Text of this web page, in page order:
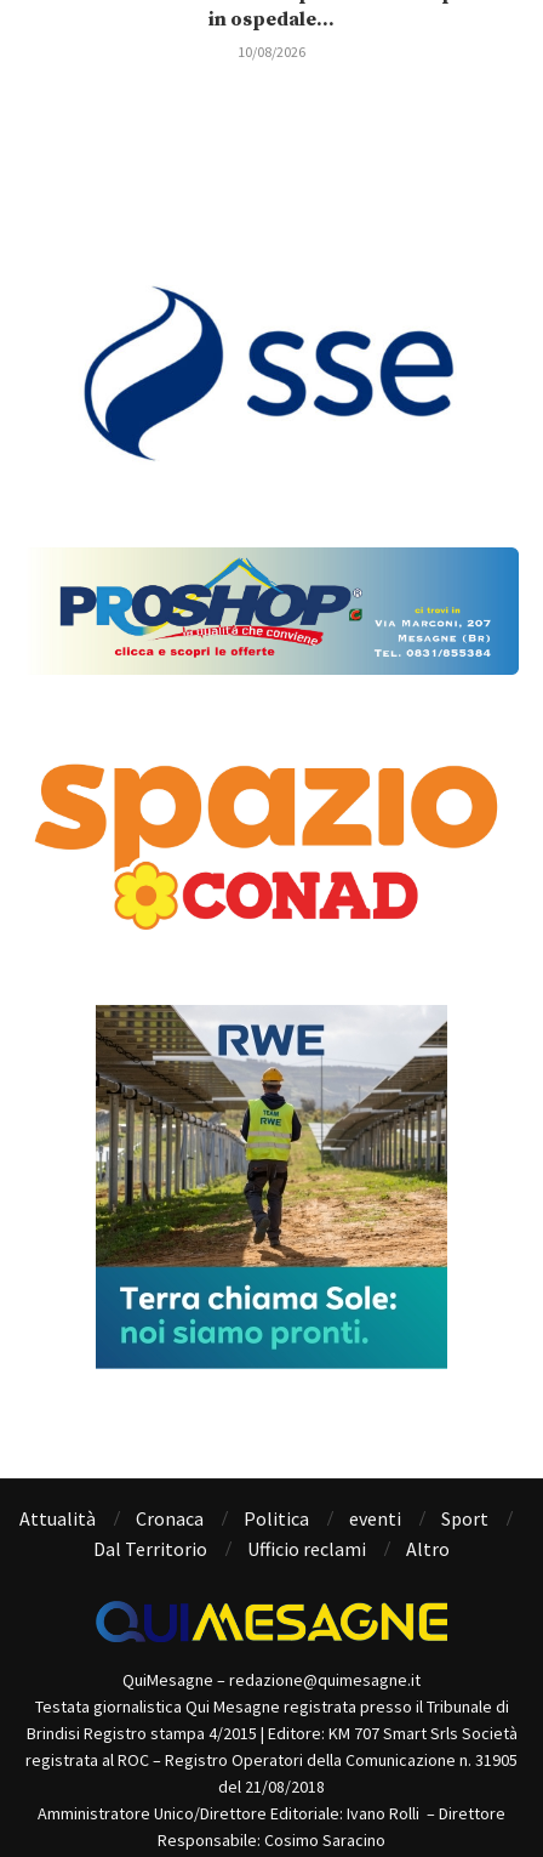
in ospedale...
10/08/2026
Attualità Cronaca Politica eventi
Sport
Dal Territorio
Ufficio reclami Altro
QuiMesagne – redazione@quimesagne.it
Testata giornalistica Qui Mesagne registrata presso il Tribunale di
Brindisi Registro stampa 4/2015 | Editore: KM 707 Smart Srls Società
registrata al ROC – Registro Operatori della Comunicazione n. 31905
del 21/08/2018
Amministratore Unico/Direttore Editoriale: Ivano Rolli – Direttore
Responsabile: Cosimo Saracino